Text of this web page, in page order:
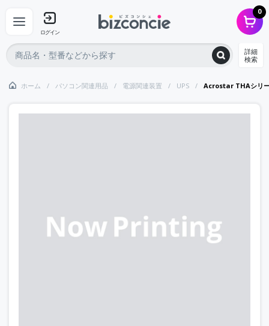
ログイン
0
詳細
検索
ホーム パソコン関連用品 電源関連装置 UPS Acrostar THAシリー